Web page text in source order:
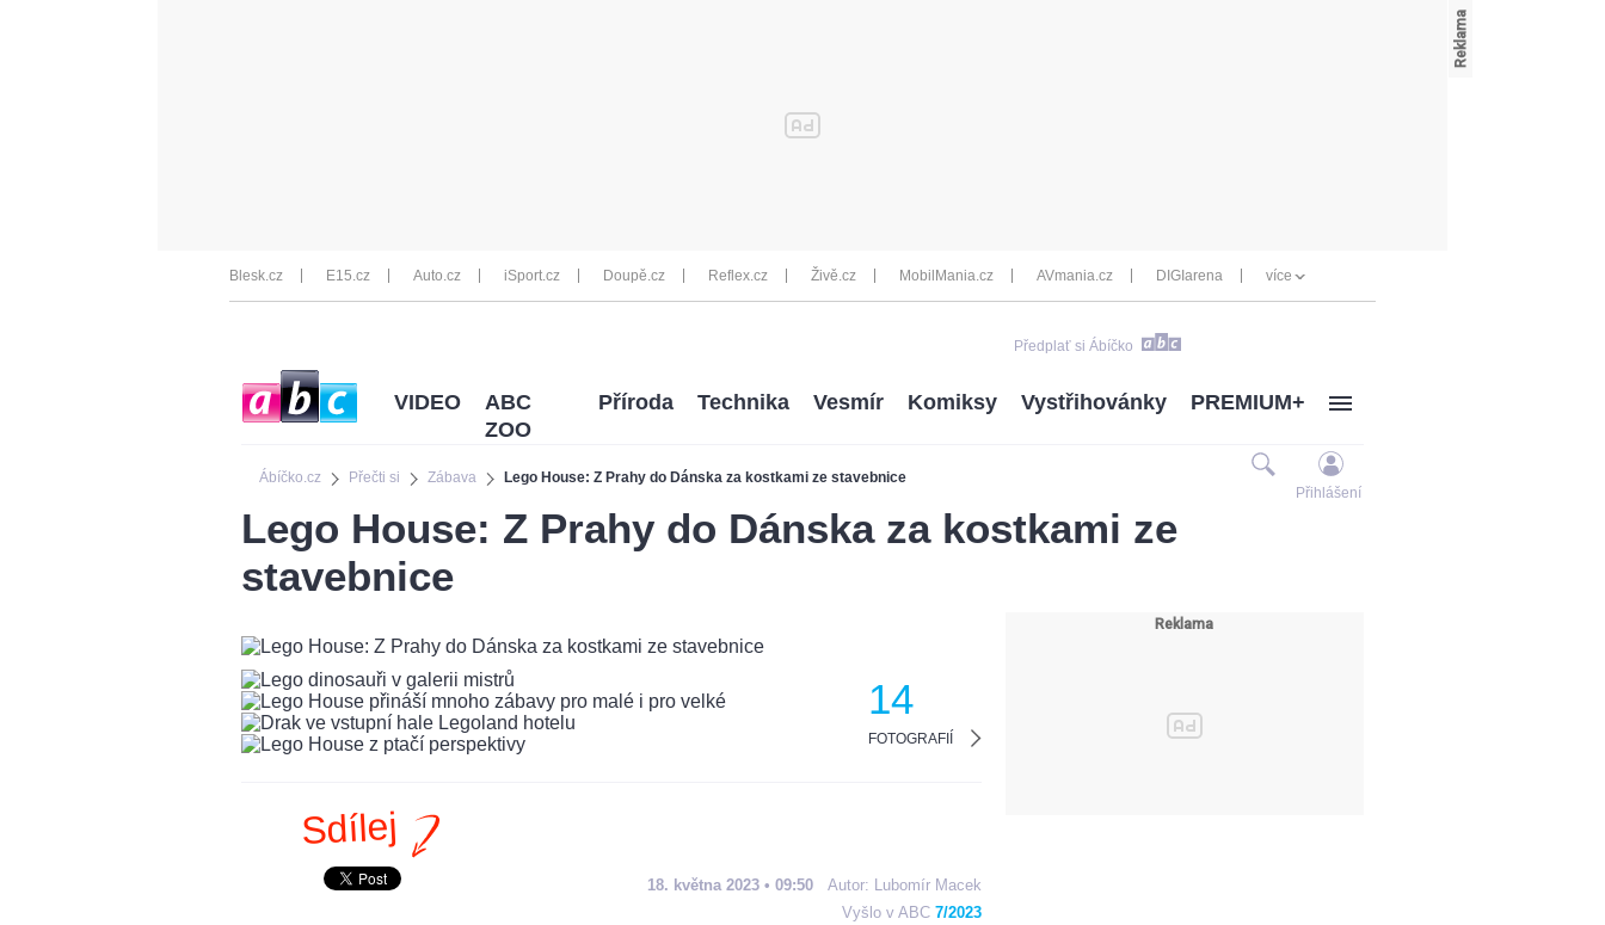
Blesk.cz E15.cz Auto.cz iSport.cz Doupě.cz Reflex.cz Živě.cz MobilMania.cz AVmania.cz DIGIarena více
Předplať si Ábíčko
Ábíčko.cz Přečti si Zábava Lego House: Z Prahy do Dánska za kostkami ze stavebnice
VIDEO
ABC
ZOO
Příroda Technika Vesmír Komiksy Vystřihovánky PREMIUM+
Přihlášení
Lego House: Z Prahy do Dánska za kostkami ze
stavebnice
14
FOTOGRAFIÍ
Sdílej
18. května 2023 • 09:50 Autor: Lubomír Macek
Vyšlo v ABC 7/2023